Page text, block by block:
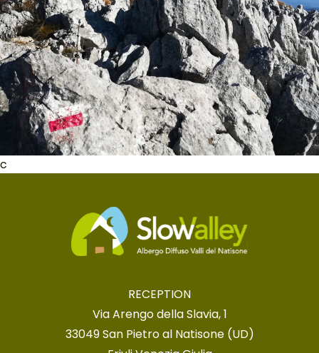
c
RECEPTION
Via Arengo della Slavia, 1
33049 San Pietro al Natisone (UD)